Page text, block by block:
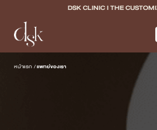
DSK CLINIC I THE
หน้าแรก
หน้าแรก /แพทย์ของเรา